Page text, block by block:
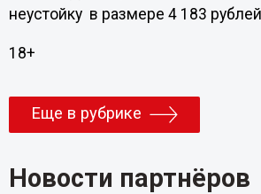
неустойку в размере 4 183
18+
Еще в рубрике
Новости партнёров